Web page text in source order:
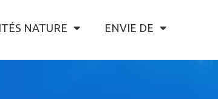
NATURE ENVIE DE